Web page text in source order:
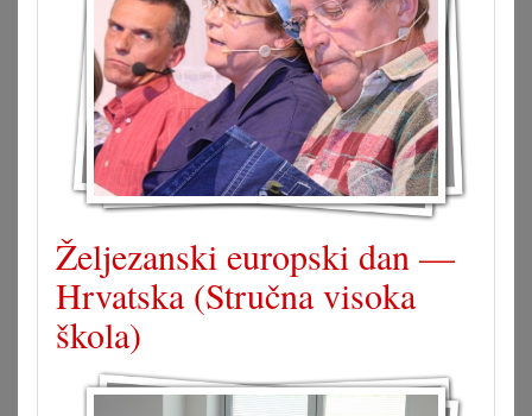
Željezanski europski dan —
Hrvatska (Stručna visoka
škola)